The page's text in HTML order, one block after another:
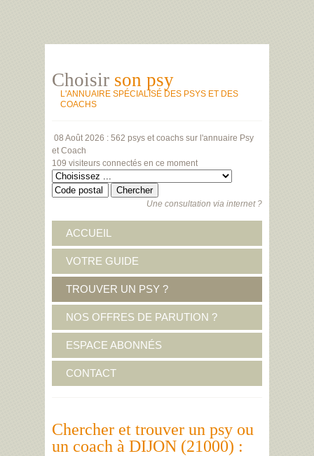
Choisir son psy
L'ANNUAIRE SPÉCIALISÉ DES PSYS ET DES
COACHS
08 Août 2026 : 562 psys et coachs sur l'annuaire Psy
et Coach
109 visiteurs connectés en ce moment
Une consultation via internet ?
ACCUEIL
VOTRE GUIDE
TROUVER UN PSY ?
NOS OFFRES DE PARUTION ?
ESPACE ABONNÉS
CONTACT
Chercher et trouver un psy ou
un coach à DIJON (21000) :